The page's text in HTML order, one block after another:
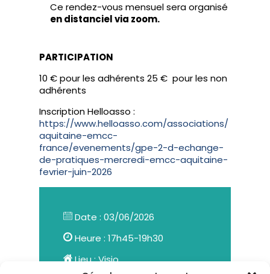
Ce rendez-vous mensuel sera organisé
en distanciel via zoom.
PARTICIPATION
10 € pour les adhérents 25 € pour les non
adhérents
Inscription Helloasso :
https://www.helloasso.com/associations/
aquitaine-emcc-
france/evenements/gpe-2-d-echange-
de-pratiques-mercredi-emcc-aquitaine-
fevrier-juin-2026
Date : 03/06/2026
Heure : 17h45-19h30
Lieu : Visio